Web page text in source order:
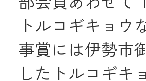
くらし
JA伊勢につ
トルコギキョウ
事賞には伊勢市
したトルコギキ